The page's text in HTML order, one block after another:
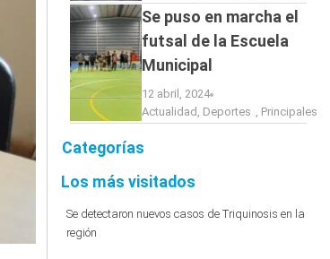
Se puso en marcha el
futsal de la Escuela
Municipal
12 abril, 2024
Actualidad , Deportes , Principales
Categorías
Los más visitados
Se detectaron nuevos casos de Triquinosis en la
región